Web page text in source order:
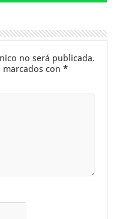
no será publicada.
marcados con*